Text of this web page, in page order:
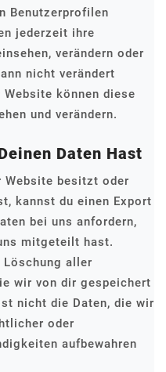
Benutzerprofilen
jederzeit ihre
verändern oder
nicht verändert
können diese
und verändern.
Daten Hast
Website besitzt oder
kannst du einen Export
bei uns anfordern,
mitgeteilt hast.
Löschung aller
wir von dir gespeichert
nicht die Daten, die wir
oder
aufbewahren